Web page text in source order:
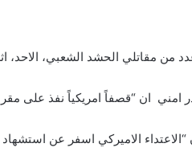
من مقاتلي الحشد الشعبي،
امني ان “قصفاً امريكياً نفذ على
الاميركي اسفر عن استشهاد 5 من مقاتلي الحشد الشعبي”.